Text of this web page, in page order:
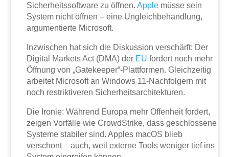
Sicherheitssoftware zu öffnen.Apple müsse sein
System nicht öffnen – eine Ungleichbehandlung,
argumentierte Microsoft.
Inzwischen hat sich die Diskussion verschärft: Der
Digital Markets Act (DMA) der EU fordert noch mehr
Öffnung von „Gatekeeper“-Plattformen. Gleichzeitig
arbeitet Microsoft an Windows 11-Nachfolgern mit
noch restriktiveren Sicherheitsarchitekturen.
Die Ironie: Während Europa mehr Offenheit fordert,
zeigen Vorfälle wie CrowdStrike, dass geschlossene
Systeme stabiler sind. Apples macOS blieb
verschont – auch, weil externe Tools weniger tief ins